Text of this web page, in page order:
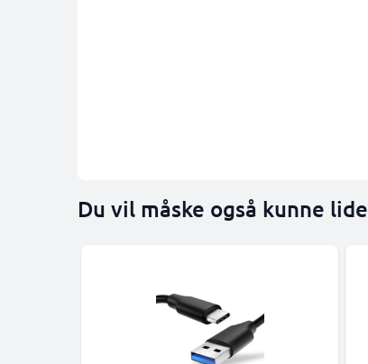
Du vil måske også kunne lide